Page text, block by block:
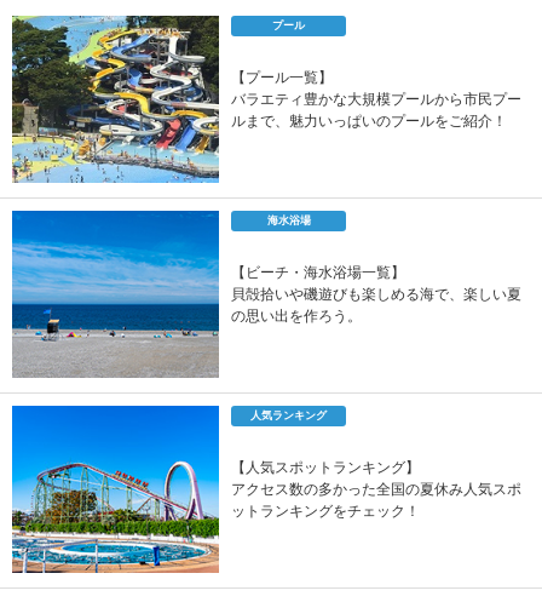
プール
【プール一覧】
バラエティ豊かな大規模プールから市民プー
ルまで、魅力いっぱいのプールをご紹介！
海水浴場
【ビーチ・海水浴場一覧】
貝殻拾いや磯遊びも楽しめる海で、楽しい夏
の思い出を作ろう。
人気ランキング
【人気スポットランキング】
アクセス数の多かった全国の夏休み人気スポ
ットランキングをチェック！